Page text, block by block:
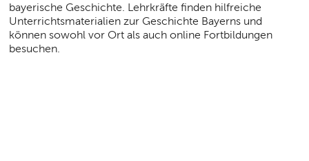
bayerische Geschichte. Lehrkräfte finden hilfreiche
Unterrichtsmaterialien zur Geschichte Bayerns und
können sowohl vor Ort als auch online Fortbildungen
besuchen.